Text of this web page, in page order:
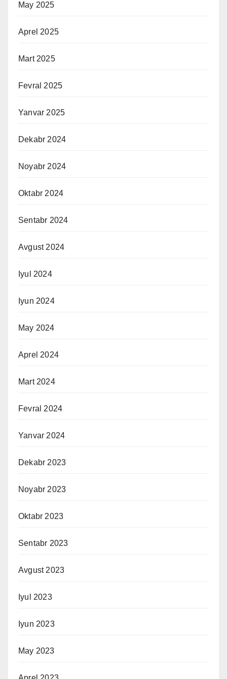
May 2025
Aprel 2025
Mart 2025
Fevral 2025
Yanvar 2025
Dekabr 2024
Noyabr 2024
Oktabr 2024
Sentabr 2024
Avgust 2024
Iyul 2024
Iyun 2024
May 2024
Aprel 2024
Mart 2024
Fevral 2024
Yanvar 2024
Dekabr 2023
Noyabr 2023
Oktabr 2023
Sentabr 2023
Avgust 2023
Iyul 2023
Iyun 2023
May 2023